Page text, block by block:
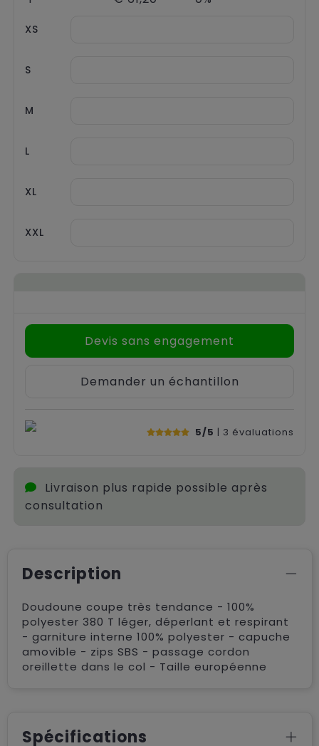
XS
S
M
L
XL
XXL
Devis sans engagement
Demander un échantillon
5/5 | 3 évaluations
Livraison plus rapide possible après
consultation
Description
Doudoune coupe très tendance - 100%
polyester 380 T léger, déperlant et respirant
- garniture interne 100% polyester - capuche
amovible - zips SBS - passage cordon
oreillette dans le col - Taille européenne
Spécifications